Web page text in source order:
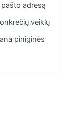
pašto adresą
veiklų
piniginės